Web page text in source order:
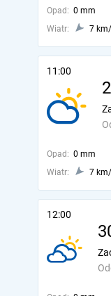
Opad: 0 mm
Wiatr:
7
11:00
Opad: 0 mm
Wiatr:
7
12:00